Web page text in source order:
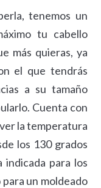
tenemos un
tu cabello
más quieras, ya
el que tendrás
a su tamaño
Cuenta con
la temperatura
los 130 grados
indicada para los
un moldeado